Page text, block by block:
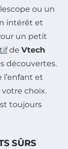
ou un
intérêt et
un petit
de Vtech
découvertes.
et
choix.
toujours
SÛRS